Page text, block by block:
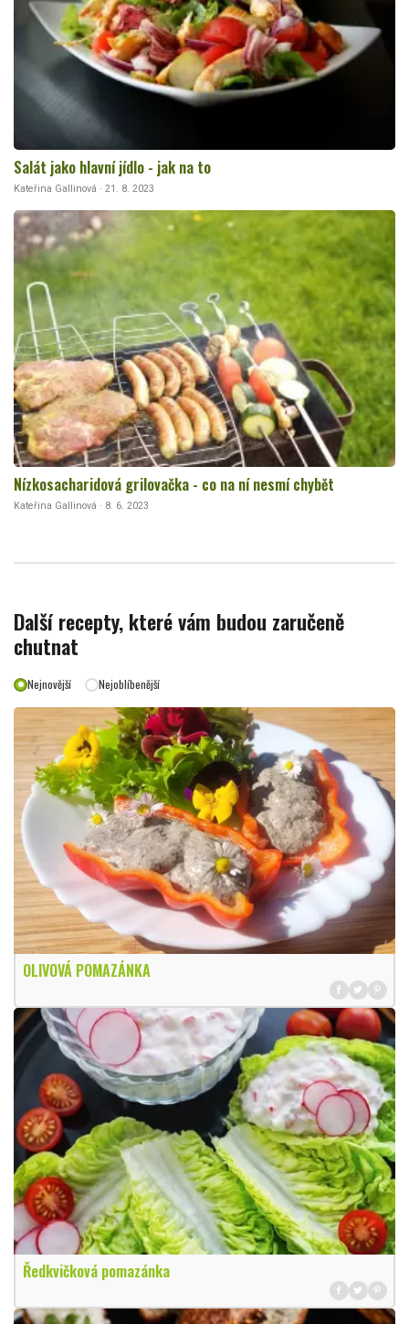
Salát jako hlavní jídlo - jak na to
Kateřina Gallinová · 21. 8. 2023
Nízkosacharidová grilovačka - co na ní nesmí chybět
Kateřina Gallinová · 8. 6. 2023
Další recepty, které vám budou zaručeně
chutnat
Nejnovější Nejoblíbenější
OLIVOVÁ POMAZÁNKA
Ředkvičková pomazánka